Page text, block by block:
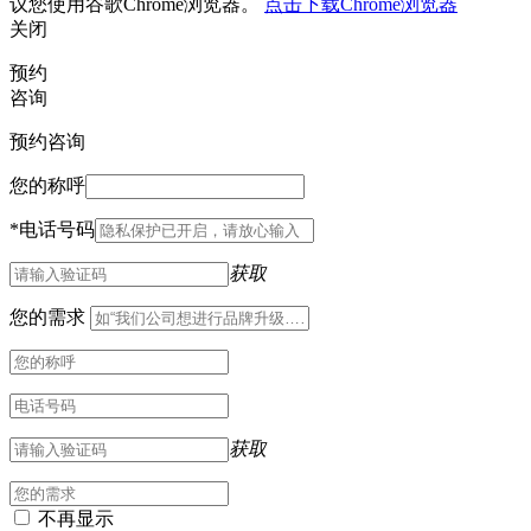
议您使用谷歌Chrome浏览器。
点击下载Chrome浏览器
关闭
预约
咨询
预约咨询
您的称呼
*电话号码
获取
您的需求
获取
不再显示